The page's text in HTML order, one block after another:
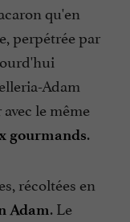
qu'en
perpétrée par
Adam
le même
gourmands.
récoltées en
Adam. Le